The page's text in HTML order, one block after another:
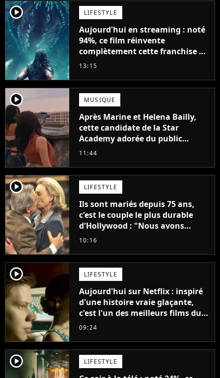
player2 LIFESTYLE
Aujourd'hui en streaming : noté
94%, ce film réinvente
complètement cette franchise de
science-fiction vieille de 40 ans
13:15
player2 MUSIQUE
Après Marine et Helena Bailly,
cette candidate de la Star
Academy adorée du public
annonce son premier album,
11:44
player2 LIFESTYLE
Ils sont mariés depuis 75 ans,
c'est le couple le plus durable
d'Hollywood : "Nous avons
avancé jour après jour, et les
décennies"
10:16
player2 LIFESTYLE
Aujourd'hui sur Netflix : inspiré
d'une histoire vraie glaçante,
c'est l'un des meilleurs films du
21ème siècle
09:24
player2 LIFESTYLE